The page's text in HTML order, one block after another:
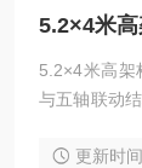
5.2×4米
5.2×4米高架
与五轴联动
大幅减少工
更新时